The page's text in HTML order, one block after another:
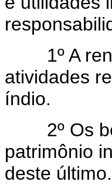
1º A
atividades
índio.
2º Os
patrimônio
deste último.